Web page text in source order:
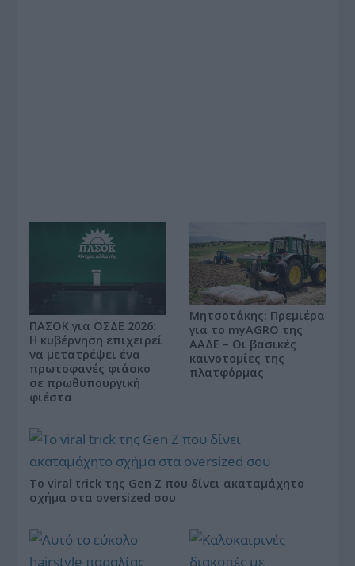
ΠΑΣΟΚ για ΟΣΔΕ 2026:
Η κυβέρνηση επιχειρεί
να μετατρέψει ένα
πρωτοφανές φιάσκο
σε πρωθυπουργική
φιέστα
Μητσοτάκης: Πρεμιέρα
για το myAGRO της
ΑΑΔΕ – Οι βασικές
καινοτομίες της
πλατφόρμας
Το viral trick της Gen Z που δίνει ακαταμάχητο
σχήμα στα oversized σου